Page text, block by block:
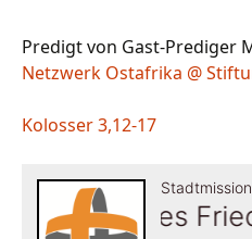
Predigt von Gast-Prediger
Netzwerk Ostafrika @
Kolosser 3,12-17